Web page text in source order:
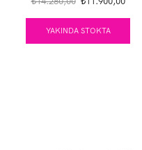
₺14.280,00.
YAKINDA STOKTA